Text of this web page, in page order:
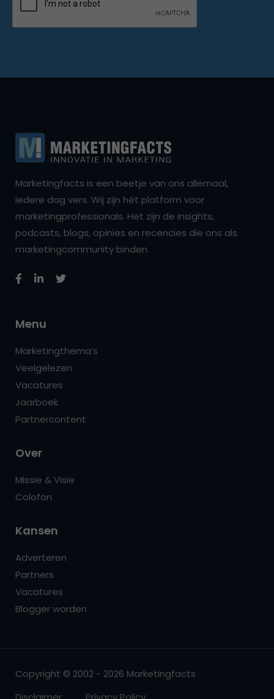
Marketingfacts is een beetje van ons allemaal,
iedere dag vers. Wij zijn hét platform voor
marketingprofessionals. Het zijn de insights,
podcasts, blogs, opinies en recencies die ons als
marketingcommunity binden.
Menu
Marketingthema’s
Veelgelezen
Vacatures
Jaarboek
Partnercontent
Over
Missie & Visie
Colofon
Kansen
Adverteren
Partners
Vacatures
Blogger worden
Copyright © 2002 - 2026 Marketingfacts